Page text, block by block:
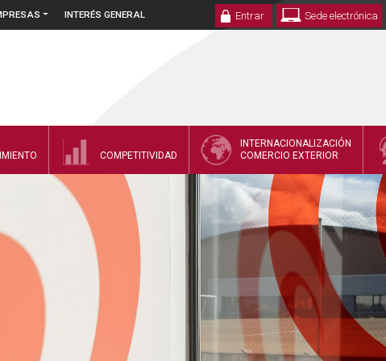
INTERÉS GENERAL Entrar Sede electrónica
COMPETITIVIDAD
INTERNACIONALIZACIÓN
COMERCIO EXTERIOR